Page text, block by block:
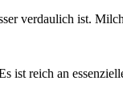
verdaulich ist.
ist reich an